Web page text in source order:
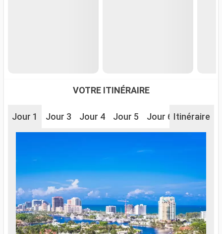
VOTRE ITINÉRAIRE
Jour 1 Jour 3 Jour 4 Jour 5 Jour 6 Jour 7
Itinéraire